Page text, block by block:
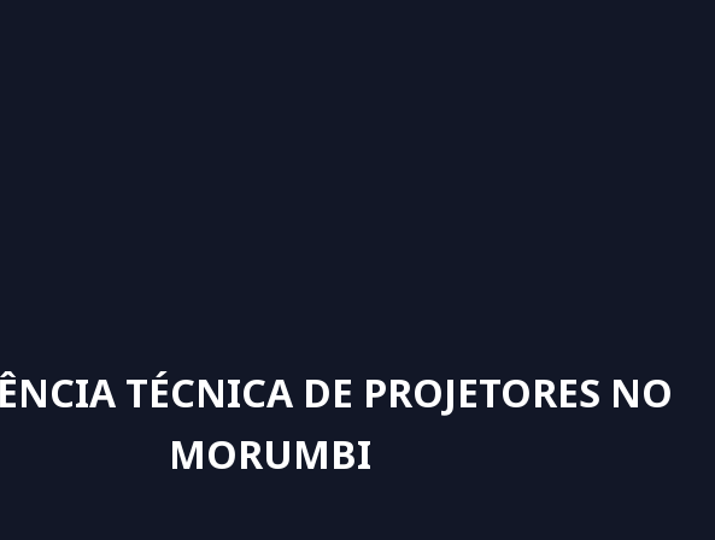
TÉCNICA DE PROJETORES NO
MORUMBI